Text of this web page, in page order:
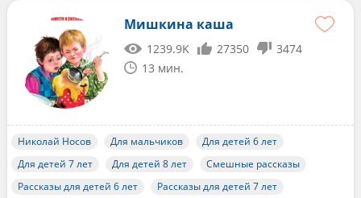
Мишкина каша
1239.9K 27350
3474
13 мин.
Николай Носов Для мальчиков
Для детей 6 лет
Для детей 7 лет
Для детей 8 лет
Смешные рассказы
Рассказы для детей 6 лет
Рассказы для детей 7 лет